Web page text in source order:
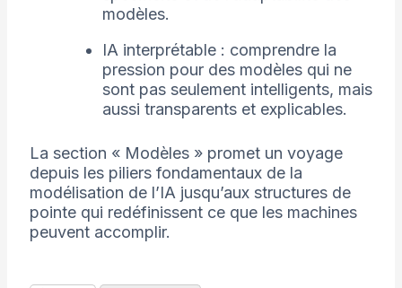
modèles.
IA interprétable : comprendre la
pression pour des modèles qui ne
sont pas seulement intelligents, mais
aussi transparents et explicables.
La section « Modèles » promet un voyage
depuis les piliers fondamentaux de la
modélisation de l’IA jusqu’aux structures de
pointe qui redéfinissent ce que les machines
peuvent accomplir.